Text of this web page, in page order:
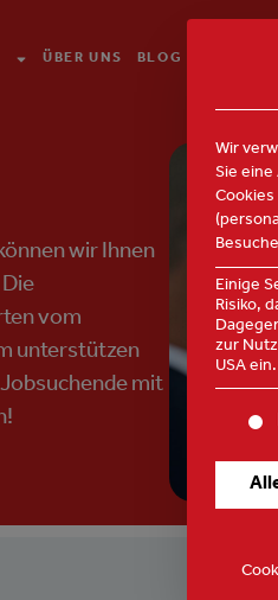
ÜBER UNS BLOG
wir Ihnen
vom
unterstützen
mit
Wir
Sie eine
Einige
Risiko,
zur
USA ein.
Es